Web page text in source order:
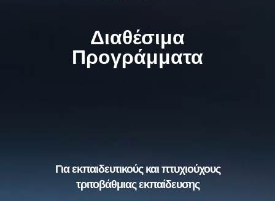
Διαθέσιμα
Προγράμματα
Για εκπαιδευτικούς και πτυχιούχους
τριτοβάθμιας εκπαίδευσης